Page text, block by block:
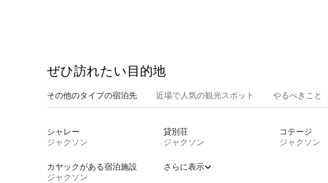
ぜひ訪⁠れ⁠た⁠い目⁠的⁠地
その他のタ⁠イ⁠プ⁠の宿⁠泊⁠先 近場で人気の観光スポット やるべきこと
シャレー
ジャクソン
貸別荘
ジャクソン
コテージ
ジャクソン
カヤックがある宿泊施設
ジャクソン
さらに表示